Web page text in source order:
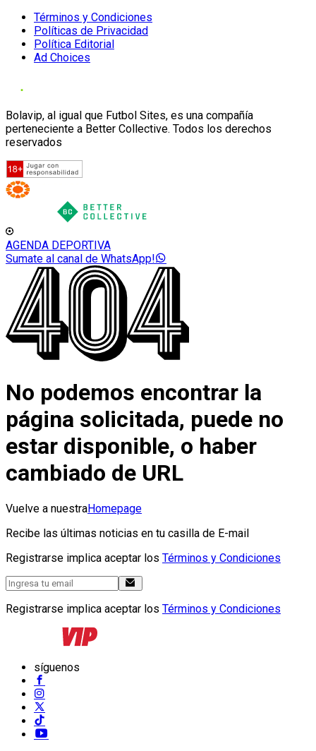
Términos y Condiciones
Políticas de Privacidad
Política Editorial
Ad Choices
Bolavip, al igual que Futbol Sites, es una compañía
perteneciente a Better Collective. Todos los derechos
reservados
AGENDA DEPORTIVA
Sumate al canal de WhatsApp!
No podemos encontrar la
página solicitada, puede no
estar disponible, o haber
cambiado de URL
Vuelve a nuestraHomepage
Recibe las últimas noticias en tu casilla de E-mail
Registrarse implica aceptar los Términos y Condiciones
Registrarse implica aceptar los Términos y Condiciones
síguenos